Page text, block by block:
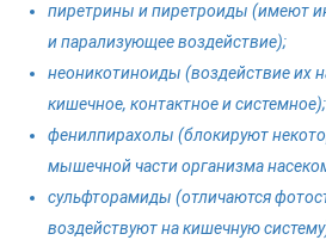
пиретрины и пиретроиды (имеют
и парализующее воздействие);
неоникотиноиды (воздействие их
кишечное, контактное и системное);
фенилпирахолы (блокируют
мышечной части организма
сульфторамиды (отличаются
воздействуют на кишечную